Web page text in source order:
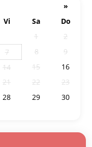
»
Vi Sa
Do
1
2
7 8
9
14 15
16
21 22
23
28 29
30